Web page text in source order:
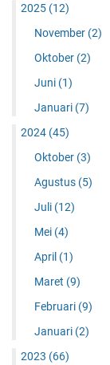
2025 (12)
November (2)
Oktober (2)
Juni (1)
Januari (7)
2024 (45)
Oktober (3)
Agustus (5)
Juli (12)
Mei (4)
April (1)
Maret (9)
Februari (9)
Januari (2)
2023 (66)